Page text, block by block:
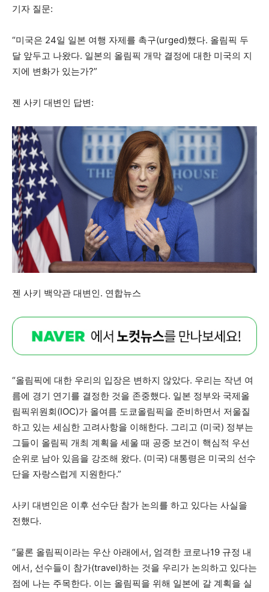
기자 질문:
“미국은 24일 일본 여행 자제를 촉구(urged)했다. 올림픽 두
달 앞두고 나왔다. 일본의 올림픽 개막 결정에 대한 미국의 지
지에 변화가 있는가?”
젠 사키 대변인 답변:
젠 사키 백악관 대변인. 연합뉴스
“올림픽에 대한 우리의 입장은 변하지 않았다. 우리는 작년 여
름에 경기 연기를 결정한 것을 존중했다. 일본 정부와 국제올
림픽위원회(IOC)가 올여름 도쿄올림픽을 준비하면서 저울질
하고 있는 세심한 고려사항을 이해한다. 그리고 (미국) 정부는
그들이 올림픽 개최 계획을 세울 때 공중 보건이 핵심적 우선
순위로 남아 있음을 강조해 왔다. (미국) 대통령은 미국의 선수
단을 자랑스럽게 지원한다.”
사키 대변인은 이후 선수단 참가 논의를 하고 있다는 사실을
전했다.
“물론 올림픽이라는 우산 아래에서, 엄격한 코로나19 규정 내
에서, 선수들이 참가(travel)하는 것을 우리가 논의하고 있다는
점에 나는 주목한다. 이는 올림픽을 위해 일본에 갈 계획을 실